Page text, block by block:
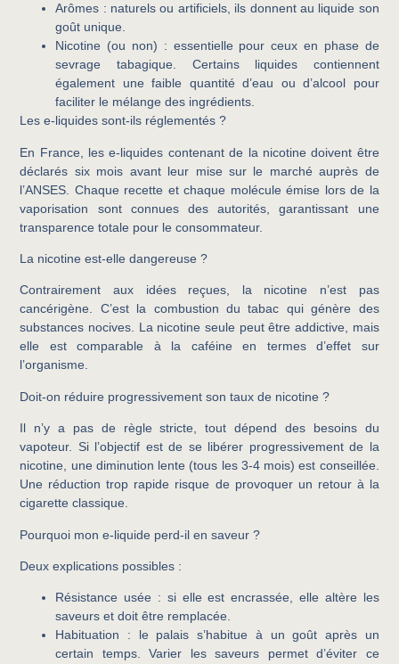
Arômes : naturels ou artificiels, ils donnent au liquide son
goût unique.
Nicotine (ou non) : essentielle pour ceux en phase de
sevrage tabagique. Certains liquides contiennent
également une faible quantité d’eau ou d’alcool pour
faciliter le mélange des ingrédients.
Les e-liquides sont-ils réglementés ?
En France, les e-liquides contenant de la nicotine doivent être
déclarés six mois avant leur mise sur le marché auprès de
l’ANSES. Chaque recette et chaque molécule émise lors de la
vaporisation sont connues des autorités, garantissant une
transparence totale pour le consommateur.
La nicotine est-elle dangereuse ?
Contrairement aux idées reçues, la nicotine n’est pas
cancérigène. C’est la combustion du tabac qui génère des
substances nocives. La nicotine seule peut être addictive, mais
elle est comparable à la caféine en termes d’effet sur
l’organisme.
Doit-on réduire progressivement son taux de nicotine ?
Il n’y a pas de règle stricte, tout dépend des besoins du
vapoteur. Si l’objectif est de se libérer progressivement de la
nicotine, une diminution lente (tous les 3-4 mois) est conseillée.
Une réduction trop rapide risque de provoquer un retour à la
cigarette classique.
Pourquoi mon e-liquide perd-il en saveur ?
Deux explications possibles :
Résistance usée : si elle est encrassée, elle altère les
saveurs et doit être remplacée.
Habituation : le palais s’habitue à un goût après un
certain temps. Varier les saveurs permet d’éviter ce